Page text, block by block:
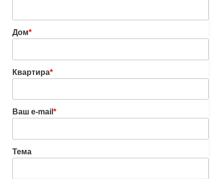
Дом*
Квартира*
Ваш e-mail *
Тема